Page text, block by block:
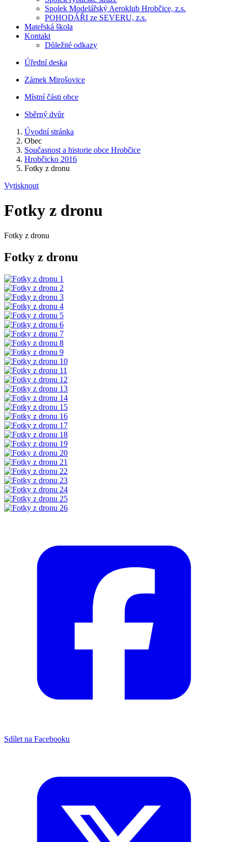
Spolek Modelářský Aeroklub Hrobčice, z.s.
POHODÁŘI ze SEVERU, z.s.
Mateřská škola
Kontakt
Důležité odkazy
Úřední deska
Zámek Mirošovice
Místní části obce
Sběrný dvůr
Úvodní stránka
Obec
Současnost a historie obce Hrobčice
Hrobčicko 2016
Fotky z dronu
Vytisknout
Fotky z dronu
Fotky z dronu
Fotky z dronu
Sdílet na Facebooku